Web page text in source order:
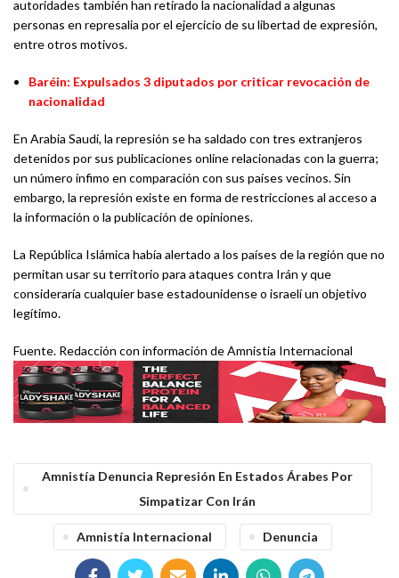
autoridades también han retirado la nacionalidad a algunas
personas en represalia por el ejercicio de su libertad de expresión,
entre otros motivos.
Baréin: Expulsados 3 diputados por criticar revocación de
nacionalidad
En Arabia Saudí, la represión se ha saldado con tres extranjeros
detenidos por sus publicaciones online relacionadas con la guerra;
un número ínfimo en comparación con sus países vecinos. Sin
embargo, la represión existe en forma de restricciones al acceso a
la información o la publicación de opiniones.
La República Islámica había alertado a los países de la región que no
permitan usar su territorio para ataques contra Irán y que
consideraría cualquier base estadounidense o israelí un objetivo
legítimo.
Fuente. Redacción con información de Amnistia Internacional
Amnistía Denuncia Represión En Estados Árabes Por
Simpatizar Con Irán
Amnistía Internacional Denuncia